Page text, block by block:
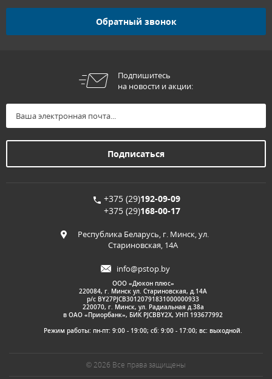
Обратный звонок
Подпишитесь
на новости и акции:
+375 (29)192-09-09
+375 (29)168-00-17
Республика Беларусь, г. Минск, ул.
Стариновская, 14А
info@pstop.by
ООО «Дюкон плюс»
220084, г. Минск ул. Стариновская, д.14А
р/с BY27PJCB30120791831000000933
220070, г. Минск, ул. Радиальная д.38а
в ОАО «Приорбанк», БИК PJCBBY2X, УНП 193677992
Режим работы: пн-пт: 9:00 - 19:00; сб: 9:00 - 17:00; вс: выходной.
© 2026 Все права защищены